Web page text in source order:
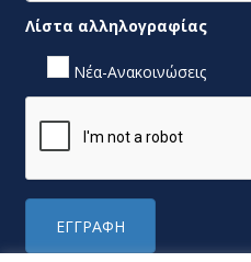
Λίστα αλληλογραφίας
Νέα-Ανακοινώσεις
ΕΓΓΡΑΦΉ